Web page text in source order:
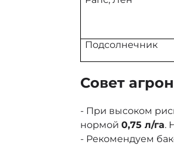
Подсолнечник
Совет
- При высоком
нормой 0,75 л/га.
- Рекомендуем